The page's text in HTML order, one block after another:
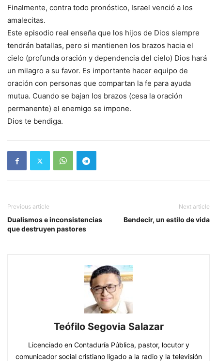
Finalmente, contra todo pronóstico, Israel venció a los
amalecitas.
Este episodio real enseña que los hijos de Dios siempre
tendrán batallas, pero si mantienen los brazos hacia el
cielo (profunda oración y dependencia del cielo) Dios hará
un milagro a su favor. Es importante hacer equipo de
oración con personas que compartan la fe para ayuda
mutua. Cuando se bajan los brazos (cesa la oración
permanente) el enemigo se impone.
Dios te bendiga.
Previous article
Dualismos e inconsistencias
que destruyen pastores
Next article
Bendecir, un estilo de vida
Teófilo Segovia Salazar
Licenciado en Contaduría Pública, pastor, locutor y
comunicador social cristiano ligado a la radio y la televisión